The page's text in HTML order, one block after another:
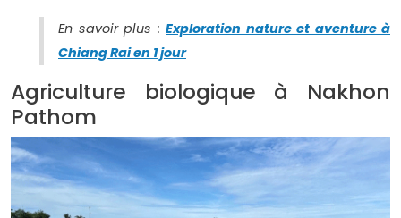
En savoir plus : Exploration nature et aventure à
Chiang Rai en 1 jour
Agriculture biologique à Nakhon
Pathom